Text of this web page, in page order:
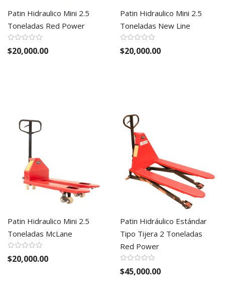
Patin Hidraulico Mini 2.5
Toneladas Red Power
$20,000.00
Patin Hidraulico Mini 2.5
Toneladas New Line
$20,000.00
Patin Hidraulico Mini 2.5
Toneladas McLane
$20,000.00
Patin Hidráulico Estándar
Tipo Tijera 2 Toneladas
Red Power
$45,000.00